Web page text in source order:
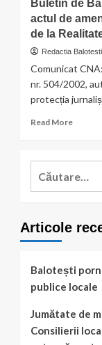
Buletin de
actul de
de la
Redactia
Comunicat
nr. 504/2002,
protecția
Read MoreRead
Buletin
de
săvârșit
asupra
de
la
Caută
Articole
Balotești
publice locale
Jumătate de
Consilierii